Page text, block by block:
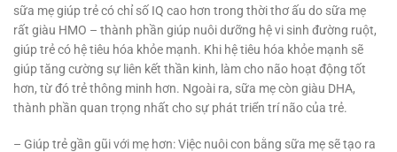
sữa mẹ giúp trẻ có chỉ số IQ cao hơn trong thời thơ ấu do sữa mẹ
rất giàu HMO – thành phần giúp nuôi dưỡng hệ vi sinh đường ruột,
giúp trẻ có hệ tiêu hóa khỏe mạnh. Khi hệ tiêu hóa khỏe mạnh sẽ
giúp tăng cường sự liên kết thần kinh, làm cho não hoạt động tốt
hơn, từ đó trẻ thông minh hơn. Ngoài ra, sữa mẹ còn giàu DHA,
thành phần quan trọng nhất cho sự phát triển trí não của trẻ.
– Giúp trẻ gần gũi với mẹ hơn: Việc nuôi con bằng sữa mẹ sẽ tạo ra